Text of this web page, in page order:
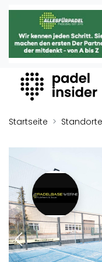
Padel
Home
Organisationen
Buchungssysteme
Padel-Shops
Verschiedenes
Turniere
International
Playtomic
Startseite Standorte